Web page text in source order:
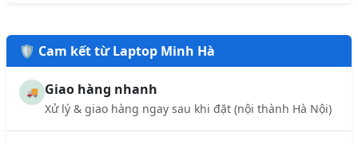
🛡️ Cam kết từ Laptop Minh Hà
🚚 Giao hàng nhanh
Xử lý & giao hàng ngay sau khi đặt (nội thành Hà Nội)